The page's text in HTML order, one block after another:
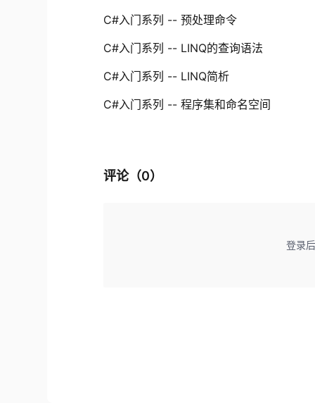
C#入门系列 -- 预处理命令
C#入门系列 -- LINQ的查询语法
C#入门系列 -- LINQ简析
C#入门系列 -- 程序集和命名空间
评论（0）
登录